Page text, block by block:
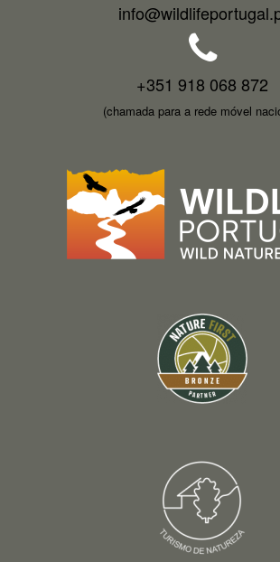
+351 918 068 872
(chamada para a rede móvel